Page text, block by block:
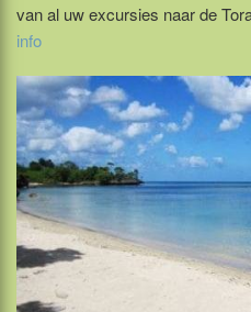
van al uw excursies naar de
info